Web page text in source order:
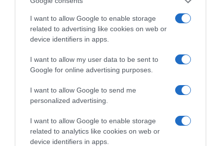
I want to allow Google to enable storage
related to advertising like cookies on web or
device identifiers in apps.
I want to allow my user data to be sent to
Google for online advertising purposes.
I want to allow Google to send me
personalized advertising.
I want to allow Google to enable storage
related to analytics like cookies on web or
device identifiers in apps.
2026-08-09.
Citromos tiramisu recept limoncellóval